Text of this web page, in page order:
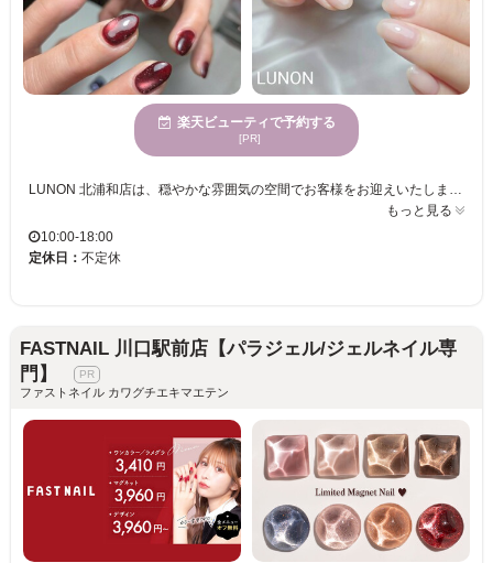
楽天ビューティで予約する
[PR]
もっと見る
10:00-18:00
定休日： 不定休
FASTNAIL 川口駅前店【パラジェル/ジェルネイル専
門】
ファストネイル カワグチエキマエテン